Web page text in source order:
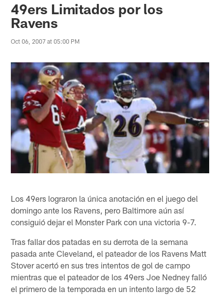
49ers Limitados por los
Ravens
Oct 06, 2007 at 05:00 PM
Los 49ers lograron la única anotación en el juego del
domingo ante los Ravens, pero Baltimore aún así
consiguió dejar el Monster Park con una victoria 9-7.
Tras fallar dos patadas en su derrota de la semana
pasada ante Cleveland, el pateador de los Ravens Matt
Stover acertó en sus tres intentos de gol de campo
mientras que el pateador de los 49ers Joe Nedney falló
el primero de la temporada en un intento largo de 52